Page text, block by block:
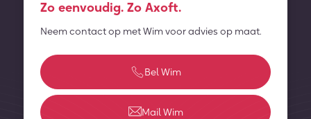
Zo eenvoudig. Zo Axoft.
Neem contact op met Wim voor advies op maat.
Bel Wim
Mail Wim